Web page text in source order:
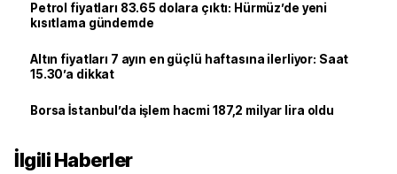
Petrol fiyatları 83.65 dolara çıktı: Hürmüz’de yeni
kısıtlama gündemde
Altın fiyatları 7 ayın en güçlü haftasına ilerliyor: Saat
15.30’a dikkat
Borsa İstanbul’da işlem hacmi 187,2 milyar lira oldu
İlgili Haberler